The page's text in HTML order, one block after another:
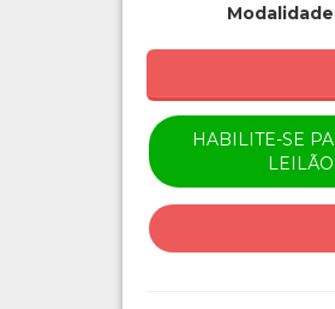
HABILITE-SE
LEILÃO